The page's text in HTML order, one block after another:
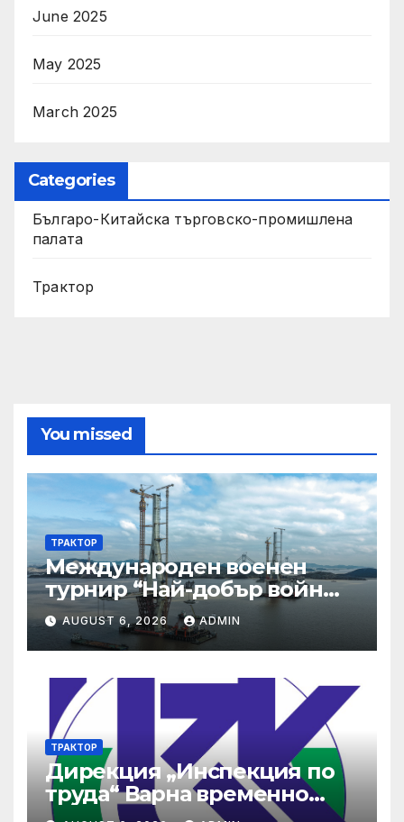
June 2025
May 2025
March 2025
Categories
Българо-Китайска търговско-промишлена
палата
Трактор
You missed
ТРАКТОР
Международен военен
турнир “Най-добър войн
2025”
AUGUST 6, 2026 ADMIN
ТРАКТОР
Дирекция „Инспекция по
труда“ Варна временно
няма да обслужва